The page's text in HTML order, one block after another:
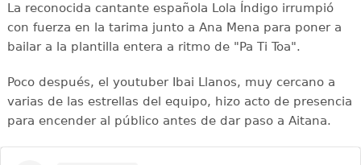
La reconocida cantante española Lola Índigo irrumpió
con fuerza en la tarima junto a Ana Mena para poner a
bailar a la plantilla entera a ritmo de "Pa Ti Toa".
Poco después, el youtuber Ibai Llanos, muy cercano a
varias de las estrellas del equipo, hizo acto de presencia
para encender al público antes de dar paso a Aitana.